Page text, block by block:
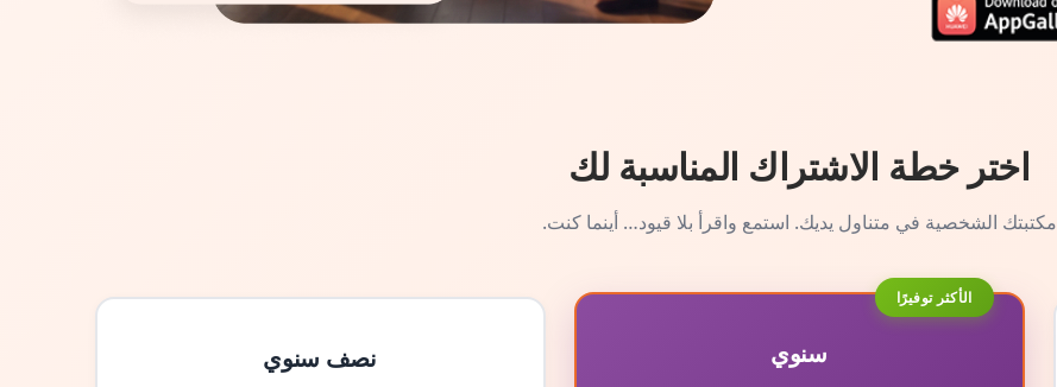
اختر خطة الاشتراك المناسبة لك
مكتبتك الشخصية في متناول يديك. استمع واقرأ بلا قيود… أينما كنت.
الأكثر توفيرًا
سنوي نصف سنوي